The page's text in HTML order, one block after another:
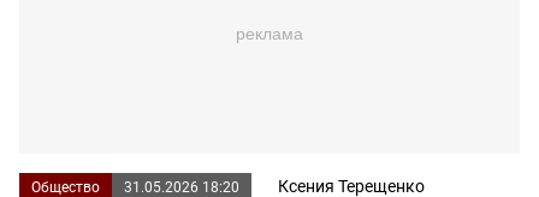
Общество 31.05.2026 18:20 Ксения Терещенко